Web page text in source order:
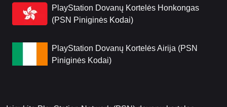
PlayStation Dovanų Kortelės Honkongas
(PSN Piniginės Kodai)
PlayStation Dovanų Kortelės Airija (PSN
Piniginės Kodai)